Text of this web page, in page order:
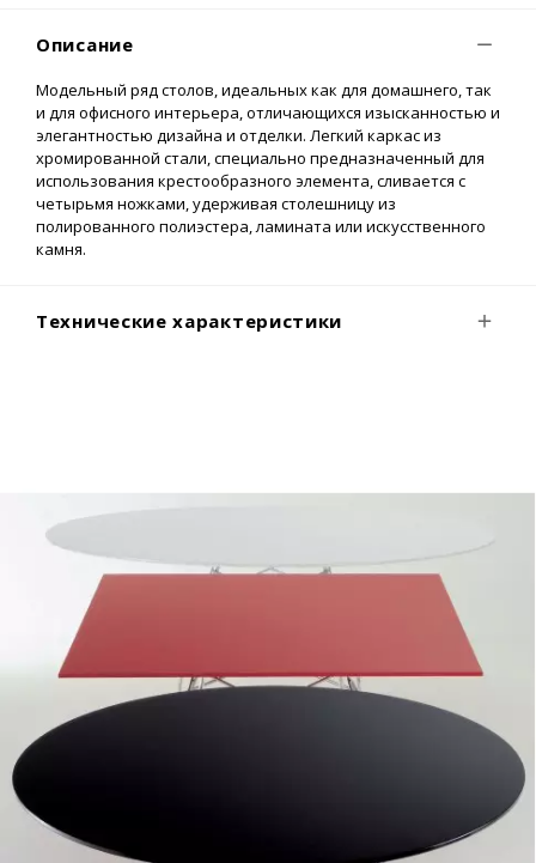
Описание
Модельный ряд столов, идеальных как для домашнего, так
и для офисного интерьера, отличающихся изысканностью и
элегантностью дизайна и отделки. Легкий каркас из
хромированной стали, специально предназначенный для
использования крестообразного элемента, сливается с
четырьмя ножками, удерживая столешницу из
полированного полиэстера, ламината или искусственного
камня.
Технические характеристики